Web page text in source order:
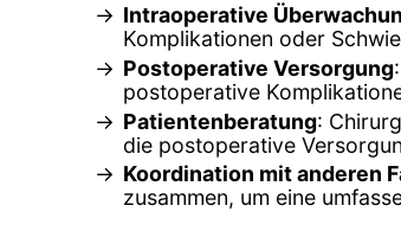
Intraoperative
Komplikationen oder
Postoperative Versorgung
postoperative
Patientenberatung:
die postoperative
Koordination mit anderen
zusammen, um eine